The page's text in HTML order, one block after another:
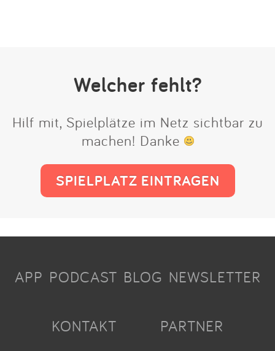
Welcher fehlt?
Hilf mit, Spielplätze im Netz sichtbar zu
machen! Danke
SPIELPLATZ EINTRAGEN
APP PODCAST BLOG NEWSLETTER
KONTAKT PARTNER